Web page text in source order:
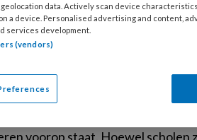
is niet dezelfde als die in het artikel
meer leerlingen met ASS
voorop staat. Hoewel scholen
data. Actively scan device
a device. Personalised advertising and content,
services development.
(vendors)